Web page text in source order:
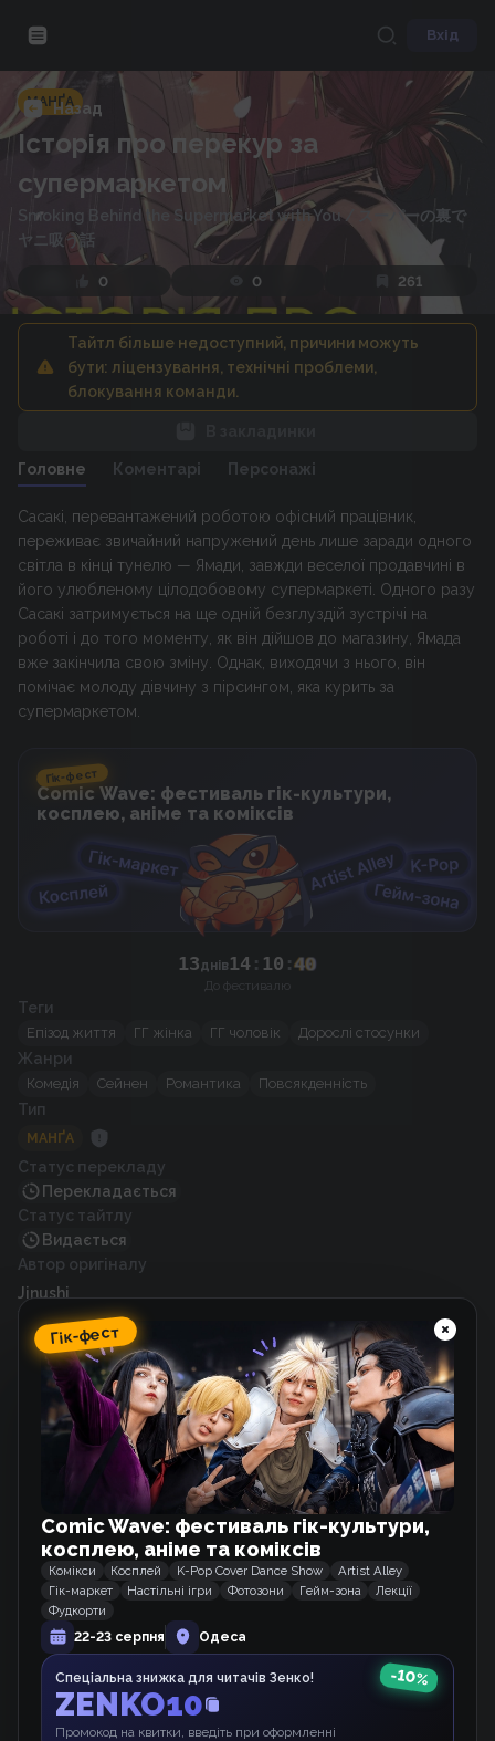
Вхід
Назад
МАНҐА
Історія про перекур за
супермаркетом
Smoking Behind the Supermarket with You
スーパーの裏で
ヤニ吸う話
0 0 261
Тайтл більше недоступний, причини можуть
бути: ліцензування, технічні проблеми,
блокування команди.
Головне Коментарі Персонажі
Сасакі, перевантажений роботою офісний працівник,
переживає звичайний напружений день лише заради одного
світла в кінці тунелю — Ямади, завжди веселої продавчині в
його улюбленому цілодобовому супермаркеті. Одного разу
Сасакі затримується на ще одній безглуздій зустрічі на
роботі і до того моменту, як він дійшов до магазину, Ямада
вже закінчила свою зміну. Однак, виходячи з нього, він
помічає молоду дівчину з пірсингом, яка курить за
супермаркетом.
Гік-фест
Comic Wave: фестиваль гік-культури,
косплею, аніме та коміксів
13днів 14 : 10 :40
До фестивалю
Теги
Епізод життя ГГ жінка ГГ чоловік Дорослі стосунки
Жанри
Комедія Сейнен Романтика Повсякденність
Тип
МАНҐА
Статус перекладу
Перекладається
Статус тайтлу
Видається
Автор оригіналу
Jinushi
Художник
Jinushi
Рік випуску
Схожі тайтли
Сьогодні знову на балконі
Манґа
Вебкомікс
Гік-фест
Comic Wave: фестиваль гік-культури,
косплею, аніме та коміксів
Комікси Косплей K-Pop Cover Dance Show
Artist Alley
Гік-маркет
Настільні ігри Фотозони Гейм-зона
Лекції
Фудкорти
22-23 серпня
Одеса
Спеціальна знижка для читачів Зенко!
ZENKO10
Промокод на квитки, введіть при оформленні
-10%